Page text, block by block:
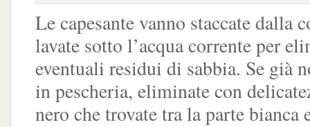
Le capesante vanno staccate dalla
lavate sotto l’acqua corrente per
eventuali residui di sabbia. Se già
in pescheria, eliminate con
nero che trovate tra la parte